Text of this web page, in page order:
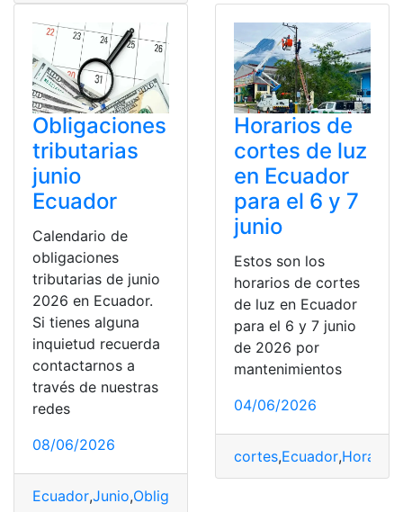
Obligaciones
tributarias
junio
Ecuador
Calendario de
obligaciones
tributarias de junio
2026 en Ecuador.
Si tienes alguna
inquietud recuerda
contactarnos a
través de nuestras
redes
08/06/2026
Ecuador,Junio,Obligaciones
Horarios de
cortes de luz
en Ecuador
para el 6 y 7
junio
Estos son los
horarios de cortes
de luz en Ecuador
para el 6 y 7 junio
de 2026 por
mantenimientos
04/06/2026
cortes,Ecuador,Horarios